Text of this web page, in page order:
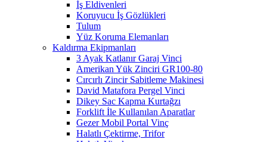
İş Eldivenleri
Koruyucu İş Gözlükleri
Tulum
Yüz Koruma Elemanları
Kaldırma Ekipmanları
3 Ayak Katlanır Garaj Vinci
Amerikan Yük Zinciri GR100-80
Cırcırlı Zincir Sabitleme Makinesi
David Matafora Pergel Vinci
Dikey Sac Kapma Kurtağzı
Forklift İle Kullanılan Aparatlar
Gezer Mobil Portal Vinç
Halatlı Çektirme, Trifor